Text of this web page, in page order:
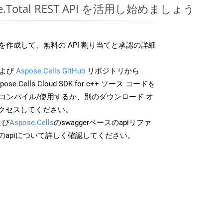
REST API を活用し始めましょう
作成して、無料の API 割り当てと承認の詳細
びAspose.Cells GitHub リポジトリから
Cloud SDK for c++ ソース コードを
ンパイル/使用するか、別のダウンロード オ
セスしてください。
びAspose.Cellsのswaggerベースのapiリファ
apiについて詳しく確認してください。